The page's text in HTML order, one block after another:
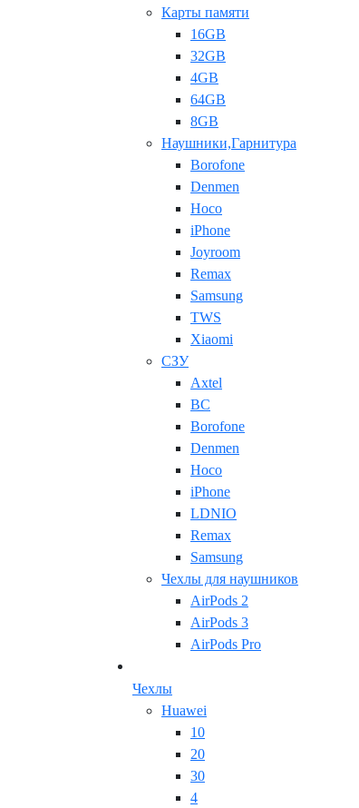
Карты памяти
16GB
32GB
4GB
64GB
8GB
Наушники,Гарнитура
Borofone
Denmen
Hoco
iPhone
Joyroom
Remax
Samsung
TWS
Xiaomi
СЗУ
Axtel
BC
Borofone
Denmen
Hoco
iPhone
LDNIO
Remax
Samsung
Чехлы для наушников
AirPods 2
AirPods 3
AirPods Pro
Чехлы
Huawei
10
20
30
4